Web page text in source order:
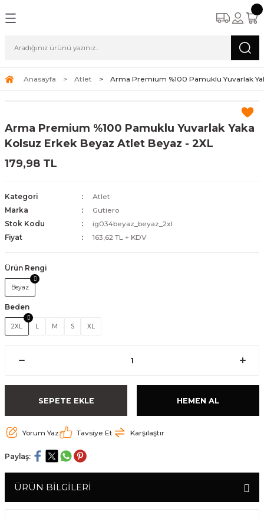
Anasayfa Atlet Arma Premium %100 Pamuklu Yuvarlak
Arma Premium %100 Pamuklu Yuvarlak Yaka
Kolsuz Erkek Beyaz Atlet Beyaz - 2XL
179,98 TL
Kategori
Atlet
Marka
Gutiero
Stok Kodu
ig034beyaz_beyaz_2xl
Fiyat
163,62 TL + KDV
Ürün Rengi
Beyaz
Beden
2XL L M S XL
SEPETE EKLE HEMEN AL
Yorum Yaz Tavsiye Et Karşılaştır
Paylaş:
ÜRÜN BİLGİLERİ